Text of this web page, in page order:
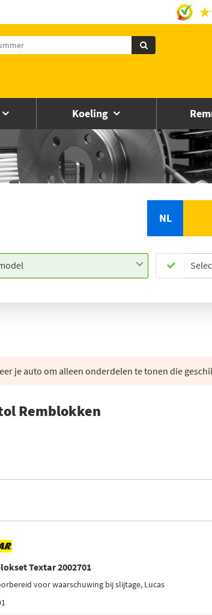
Koeling
NL
je auto om alleen onderdelen te tonen die
Remblokken
Textar 2002701
voor waarschuwing bij slijtage, Lucas